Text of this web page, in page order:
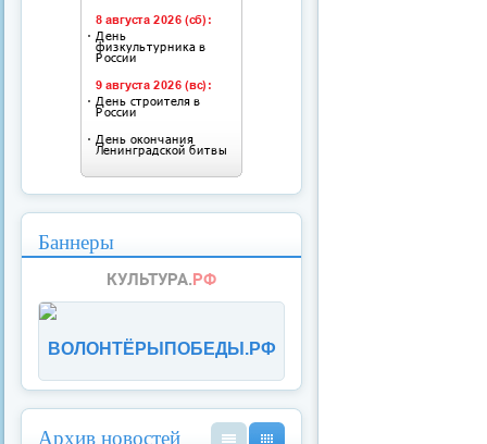
Баннеры
ВОЛОНТЁРЫПОБЕДЫ.РФ
Архив новостей